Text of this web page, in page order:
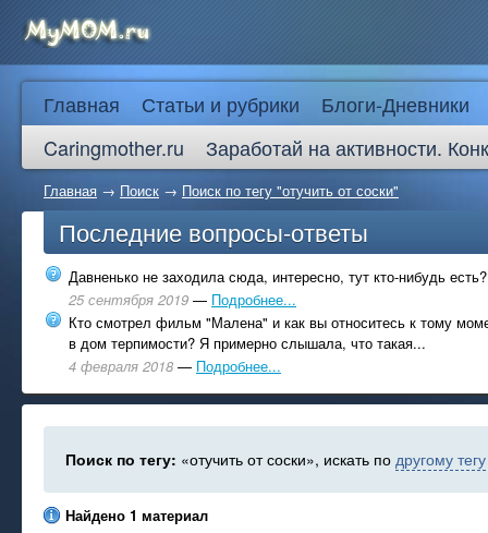
Главная Статьи и рубрики
Блоги-Дневники
Caringmother.ru
Заработай на активности.
Главная → Поиск → Поиск по тегу "отучить от соски"
Последние вопросы-ответы
Давненько не заходила сюда, интересно, тут кто-нибудь есть?
25 сентября 2019 — Подробнее...
Кто смотрел фильм "Малена" и как вы относитесь к тому
в дом терпимости? Я примерно слышала, что такая...
4 февраля 2018 — Подробнее...
Поиск по тегу: «отучить от соски», искать по другому тегу
Найдено 1 материал